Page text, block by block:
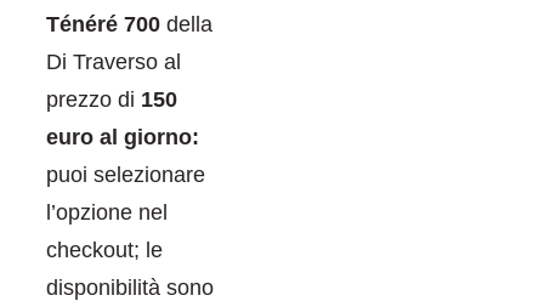
Ténéré 700 della
Di Traverso al
prezzo di 150
euro al giorno:
puoi selezionare
l’opzione nel
checkout; le
disponibilità sono